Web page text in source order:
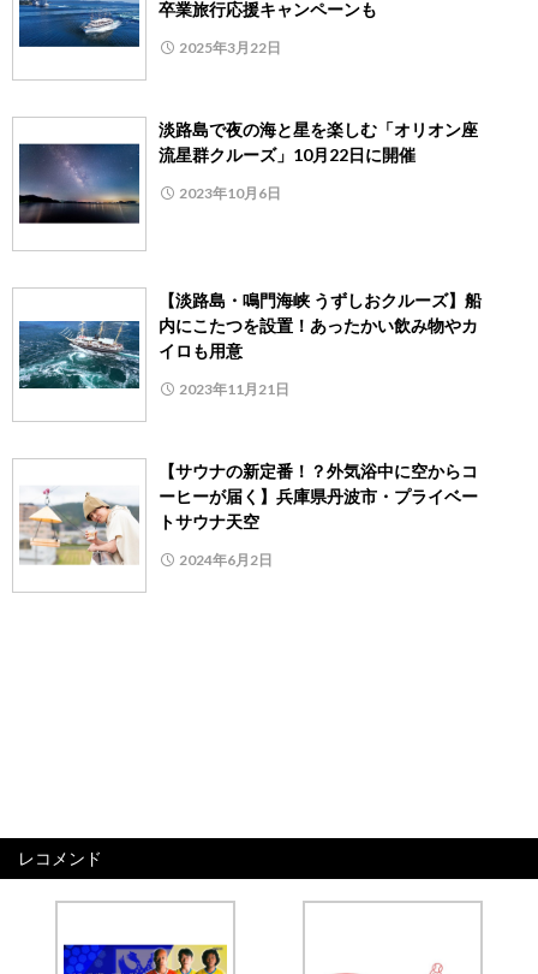
卒業旅行応援キャンペーンも
2025年3月22日
淡路島で夜の海と星を楽しむ「オリオン座
流星群クルーズ」10月22日に開催
2023年10月6日
【淡路島・鳴門海峡 うずしおクルーズ】船
内にこたつを設置！あったかい飲み物やカ
イロも用意
2023年11月21日
【サウナの新定番！？外気浴中に空からコ
ーヒーが届く】兵庫県丹波市・プライベー
トサウナ天空
2024年6月2日
レコメンド